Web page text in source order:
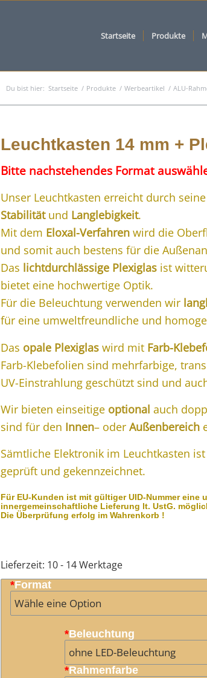
Startseite Produkte
Du bist hier: Startseite / Produkte / Werbeartikel / ALU-
Leuchtkasten 14 mm +
Bitte nachstehendes Format
Unser Leuchtkasten erreicht durch
Stabilitätund Langlebigkeit.
Mit dem Eloxal-Verfahren wird die
und somit auch bestens für die
Das lichtdurchlässige Plexiglas ist
bietet eine hochwertige Optik.
Für die Beleuchtung verwenden wir
für eine umweltfreundliche und
Das opale Plexiglaswird mit Farb-
Farb-Klebefolien sind mehrfarbige,
UV-Einstrahlung geschützt sind und
Wir bieten einseitige optional auch
sind für den Innen– oderAußenbereich
Sämtliche Elektronik im Leuchtkasten
geprüft und gekennzeichnet.
Für EU-Kunden ist mit gültigerUID-Nummereine
innergemeinschaftliche Lieferung lt. UstG.
Die Überprüfung erfolg im Wahrenkorb !
Lieferzeit: 10 - 14 Werktage
*Format
*Beleuchtung
*Rahmenfarbe